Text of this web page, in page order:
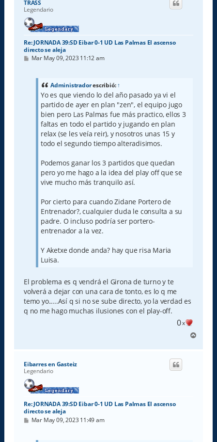
TRASS
Legendario
Re: JORNADA 39:SD Eibar 0-1 UD Las Palmas El ascenso
directo se aleja
M
Mar May 09, 2023 11:12 am
Administradorescribió:↑
Yo es que viendo lo del año pasado ya vi el
partido de ayer en plan "zen", el equipo jugo
bien pero Las Palmas fue más practico, ellos 3
faltas en todo el partido y jugando en plan
relax (se les veía reir), y nosotros unas 15 y
todo el segundo tiempo alteradisimos.
Podemos ganar los 3 partidos que quedan
pero yo me hago a la idea del play off que se
vive mucho más tranquilo así.
Por cierto para cuando Zidane Portero de
Entrenador?, cualquier duda le consulta a su
padre. O incluso podría ser portero-
entrenador a la vez.
Y Aketxe donde anda? hay que risa Maria
Luisa.
El problema es q vendrá el Girona de turno y te
volverá a dejar con una cara de tonto, es lo q me
temo yo.....Así q si no se sube directo, yo la verdad es
q no me hago muchas ilusiones con el play-off.
0x
r
Eibarres en Gasteiz
Legendario
Re: JORNADA 39:SD Eibar 0-1 UD Las Palmas El ascenso
directo se aleja
M
Mar May 09, 2023 11:49 am